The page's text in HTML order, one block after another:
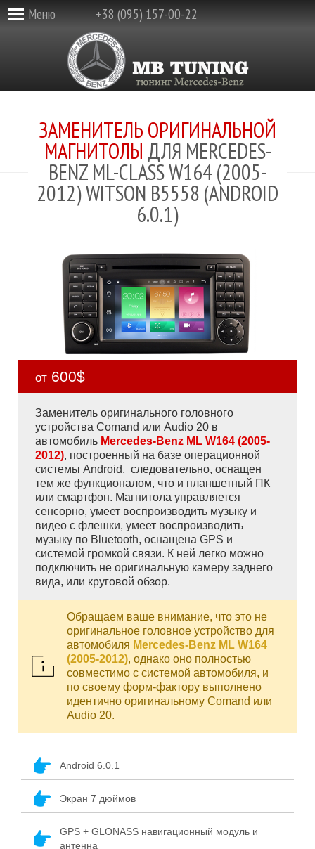
Меню +38 (095) 157-00-22
ЗАМЕНИТЕЛЬ ОРИГИНАЛЬНОЙ
МАГНИТОЛЫ ДЛЯ MERCEDES-
BENZ ML-CLASS W164 (2005-
2012) WITSON B5558 (ANDROID
6.0.1)
от 600$
Заменитель оригинального головного
устройства Comand или Audio 20 в
автомобиль Mercedes-Benz ML W164 (2005-
2012), построенный на базе операционной
системы Android, следовательно, оснащен
тем же функционалом, что и планшетный ПК
или смартфон. Магнитола управляется
сенсорно, умеет воспроизводить музыку и
видео с флешки, умеет воспроизводить
музыку по Bluetooth, оснащена GPS и
системой громкой связи. К ней легко можно
подключить не оригинальную камеру заднего
вида, или круговой обзор.
Обращаем ваше внимание, что это не
оригинальное головное устройство для
автомобиля Mercedes-Benz ML W164
(2005-2012), однако оно полностью
совместимо с системой автомобиля, и
по своему форм-фактору выполнено
идентично оригинальному Comand или
Audio 20.
Android 6.0.1
Экран 7 дюймов
GPS + GLONASS навигационный модуль и
антенна